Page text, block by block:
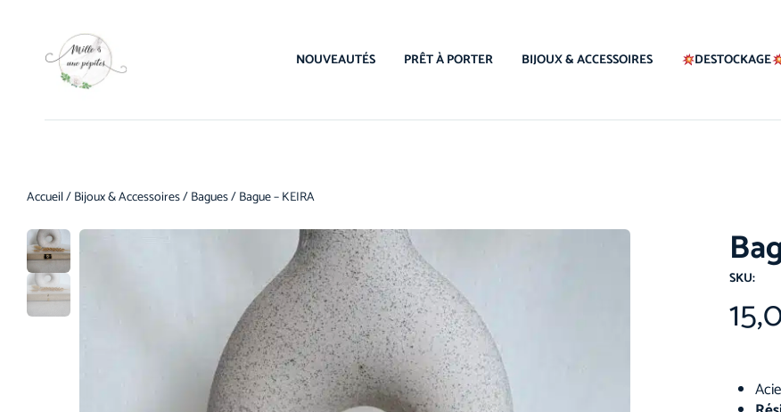
NOUVEAUTÉS PRÊT À PORTER BIJOUX & ACCESSOIRES DESTOCKAGE
Accueil/Bijoux & Accessoires/Bagues/ Bague – KEIRA
SKU: